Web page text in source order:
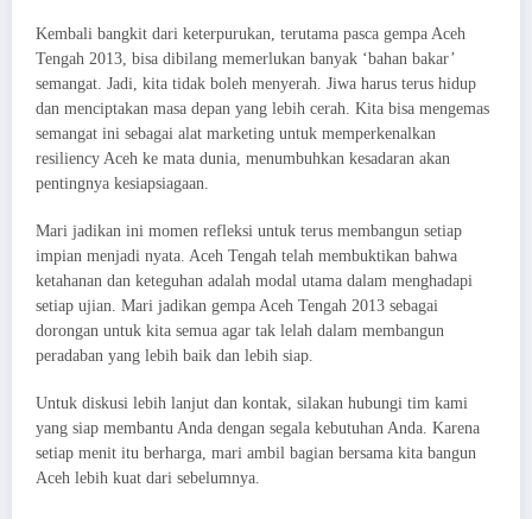
Kembali bangkit dari keterpurukan, terutama pasca gempa Aceh
Tengah 2013, bisa dibilang memerlukan banyak ‘bahan bakar’
semangat. Jadi, kita tidak boleh menyerah. Jiwa harus terus hidup
dan menciptakan masa depan yang lebih cerah. Kita bisa mengemas
semangat ini sebagai alat marketing untuk memperkenalkan
resiliency Aceh ke mata dunia, menumbuhkan kesadaran akan
pentingnya kesiapsiagaan.
Mari jadikan ini momen refleksi untuk terus membangun setiap
impian menjadi nyata. Aceh Tengah telah membuktikan bahwa
ketahanan dan keteguhan adalah modal utama dalam menghadapi
setiap ujian. Mari jadikan gempa Aceh Tengah 2013 sebagai
dorongan untuk kita semua agar tak lelah dalam membangun
peradaban yang lebih baik dan lebih siap.
Untuk diskusi lebih lanjut dan kontak, silakan hubungi tim kami
yang siap membantu Anda dengan segala kebutuhan Anda. Karena
setiap menit itu berharga, mari ambil bagian bersama kita bangun
Aceh lebih kuat dari sebelumnya.